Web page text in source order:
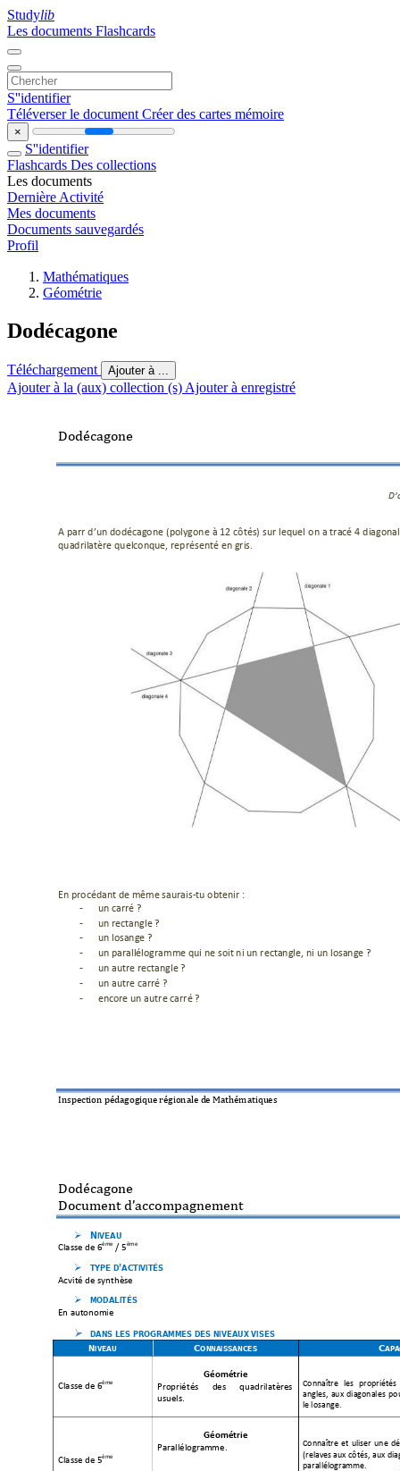
Studylib
Les documents Flashcards
S''identifier
Téléverser le document Créer des cartes mémoire
×
S''identifier
Flashcards Des collections
Les documents
Dernière Activité
Mes documents
Documents sauvegardés
Profil
Mathématiques
Géométrie
Dodécagone
Téléchargement Ajouter à ...
Ajouter à la (aux) collection (s) Ajouter à enregistré
Dodécagone
Inspection pédagogique régionale de Mathématiques
D
A partir d’un dodécagone (polygone à 12 côtés) sur lequel on a tracé 4
quadrilatère quelconque, représenté en gris.
En procédant de même saurais-tu obtenir :
- un carré ?
- un rectangle ?
- un losange ?
- un parallélogramme qui ne soit ni un rectangle, ni un losange ?
- un autre rectangle ?
- un autre carré ?
- encore un autre carré ?
Dodécagone
Document d’accompagnement
 NIVEAU
Classe de 6ème / 5ème
 TYPE D’ACTIVITÉS
Activité de synthèse
 MODALITÉS
En autonomie
 DANS LES PROGRAMMES DES NIVEAUX VISES
NIVEAU CONNAISSANCES CAPA
Classe de 6ème
Géométrie
Propriétés des quadrilatères
usuels.
Connaître les
propriétés
angles, aux diagonales
le losange.
Classe de 5ème
Géométrie
Parallélogramme. Connaître et utiliser une
(relatives aux côtés, aux
parallélogramme.
Un
parallélogr